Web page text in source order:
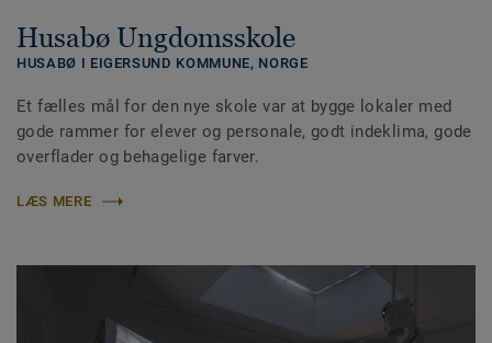
Husabø Ungdomsskole
HUSABØ I EIGERSUND KOMMUNE, NORGE
Et fælles mål for den nye skole var at bygge lokaler med
gode rammer for elever og personale, godt indeklima, gode
overflader og behagelige farver.
LÆS MERE